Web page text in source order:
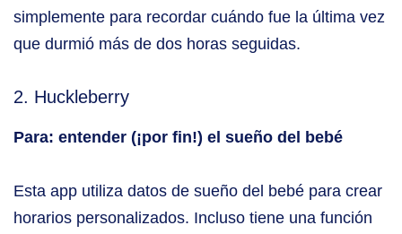
simplemente para recordar cuándo fue la última vez
que durmió más de dos horas seguidas.
2. Huckleberry
Para: entender (¡por fin!) el sueño del bebé
Esta app utiliza datos de sueño del bebé para crear
horarios personalizados. Incluso tiene una función